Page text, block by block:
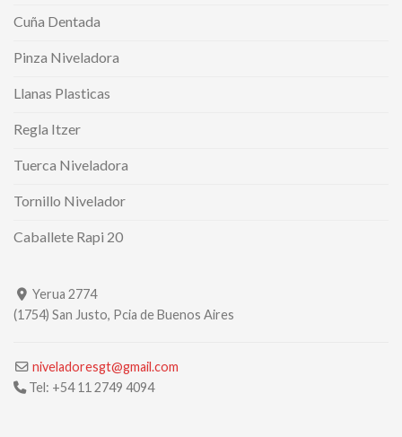
Cuña Dentada
Pinza Niveladora
Llanas Plasticas
Regla Itzer
Tuerca Niveladora
Tornillo Nivelador
Caballete Rapi 20
Yerua 2774
(1754) San Justo, Pcia de Buenos Aires
niveladoresgt@gmail.com
Tel: +54 11 2749 4094